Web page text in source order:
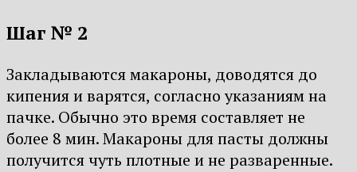
Шаг № 2
Закладываются макароны, доводятся до
кипения и варятся, согласно указаниям на
пачке. Обычно это время составляет не
более 8 мин. Макароны для пасты должны
получится чуть плотные и не разваренные.